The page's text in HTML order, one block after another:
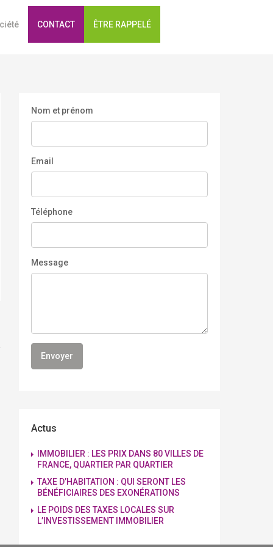
CONTACT ÊTRE RAPPELÉ
Nom et prénom
Email
Téléphone
Message
Actus
IMMOBILIER : LES PRIX DANS 80 VILLES DE
FRANCE, QUARTIER PAR QUARTIER
TAXE D’HABITATION : QUI SERONT LES
BÉNÉFICIAIRES DES EXONÉRATIONS
LE POIDS DES TAXES LOCALES SUR
L’INVESTISSEMENT IMMOBILIER